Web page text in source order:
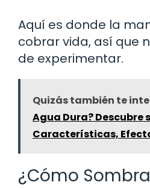
Aquí es donde la
cobrar vida, así que
de experimentar.
Quizás también te
Agua Dura? Descubre
Características,
¿Cómo